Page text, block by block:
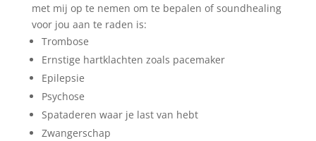
met mij op te nemen om te bepalen of soundhealing
voor jou aan te raden is:
Trombose
Ernstige hartklachten zoals pacemaker
Epilepsie
Psychose
Spataderen waar je last van hebt
Zwangerschap